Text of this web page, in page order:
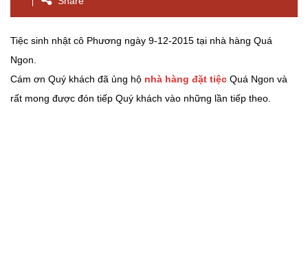
Tiệc sinh nhật cô Phương ngày 9-12-2015 tại nhà hàng Quá
Ngon.
Cám ơn Quý khách đã ủng hộ nhà hàng đặt tiệc Quá Ngon và
rất mong được đón tiếp Quý khách vào những lần tiếp theo.